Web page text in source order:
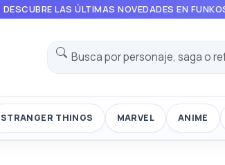
DESCUBRE LAS ÚLTIMAS NOVEDADES EN
STRANGER THINGS MARVEL ANIME